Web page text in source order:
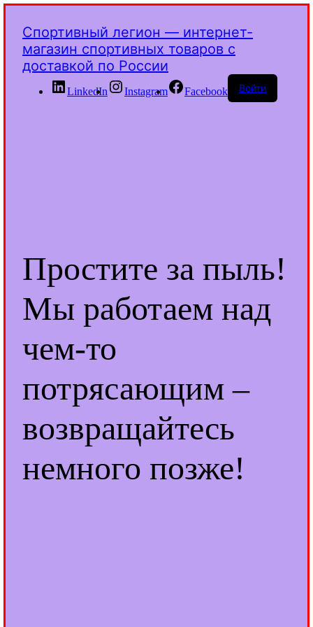
Спортивный легион — интернет-
магазин спортивных товаров с
доставкой по России
LinkedIn Instagram Facebook Войти
Простите за пыль!
Мы работаем над
чем-то
потрясающим –
возвращайтесь
немного позже!